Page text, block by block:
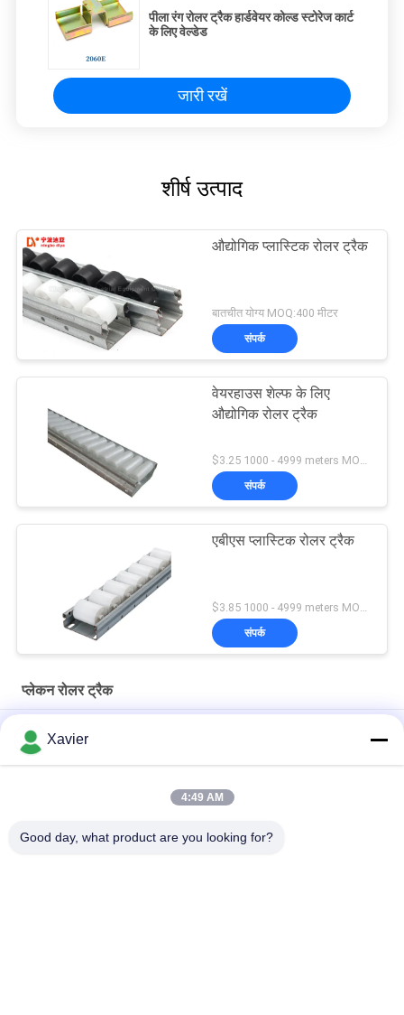
पीला रंग रोलर ट्रैक हार्डवेयर कोल्ड स्टोरेज कार्ट
के लिए वेल्डेड
जारी रखें
शीर्ष उत्पाद
औद्योगिक प्लास्टिक रोलर ट्रैक
बातचीत योग्य MOQ:400 मीटर
संपर्क
वेयरहाउस शेल्फ के लिए
औद्योगिक रोलर ट्रैक
संपर्क
एबीएस प्लास्टिक रोलर ट्रैक
संपर्क
प्लेकन रोलर ट्रैक
पाइप रैक सिस्टम के लिए ठंड वेल्डेड प्लास्टिक रोलर ट्रैक स्टील प्लेट एक्सट्रूज़न
पाइप रैक सिस्टम के लिए DY-6033 शीट मेटल फ्रेम पैलेट रोलर ट्रैक
DY-8533 बढ़ी हुई शीट धातु द्रवित लेख प्लेट के लिए वर्गीकरण क्षेत्र की विधानसभा
Xavier
4:49 AM
Good day, what product are you looking for?